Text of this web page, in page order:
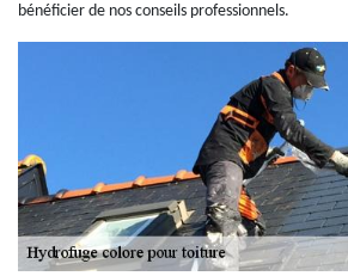
bénéficier de nos conseils professionnels.